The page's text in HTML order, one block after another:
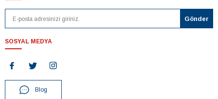
SOSYAL MEDYA
Blog